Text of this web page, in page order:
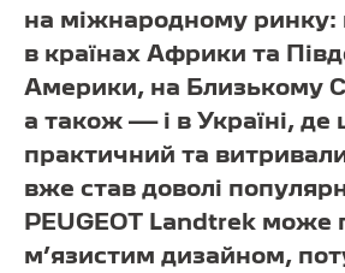
на міжнародному ринку:
в країнах Африки та
Америки, на Близькому
а також — і в Україні, де
практичний та
вже став доволі
PEUGEOT Landtrek може
м’язистим дизайном,